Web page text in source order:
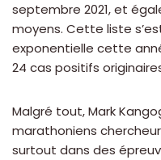
septembre 2021, et
moyens. Cette liste
exponentielle cette
24 cas positifs
Malgré tout, Mark
marathoniens
surtout dans des